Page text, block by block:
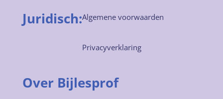
Juridisch:Algemene voorwaarden
Privacyverklaring
Over Bijlesprof